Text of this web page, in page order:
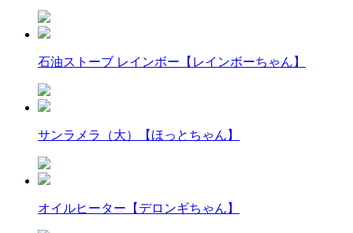
石油ストーブ レインボー【レインボーちゃん】
サンラメラ（大）【ほっとちゃん】
オイルヒーター【デロンギちゃん】